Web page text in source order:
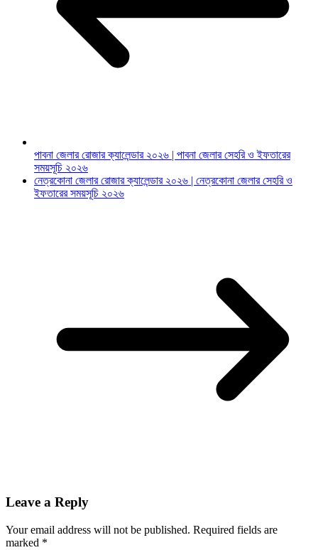
পাবনা জেলার রোজার ক্যালেন্ডার ২০২৬ | পাবনা জেলার সেহরি ও ইফতারের
সময়সূচি ২০২৬
নেত্রকোনা জেলার রোজার ক্যালেন্ডার ২০২৬ | নেত্রকোনা জেলার সেহরি ও
ইফতারের সময়সূচি ২০২৬
Leave a Reply
Your email address will not be published. Required fields are
marked *